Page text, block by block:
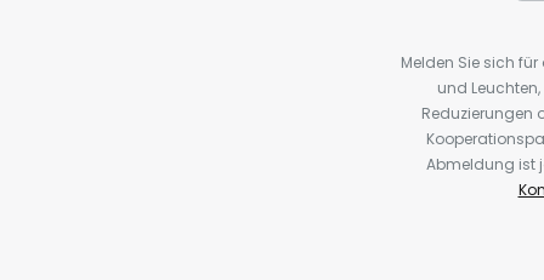
Melden Sie sich
und
Reduzierungen
Abmeldung ist